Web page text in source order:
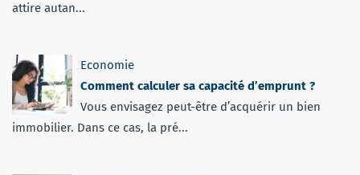
attire autan...
Economie
Comment calculer sa capacité d’emprunt ?
Vous envisagez peut-être d’acquérir un bien
immobilier. Dans ce cas, la pré...